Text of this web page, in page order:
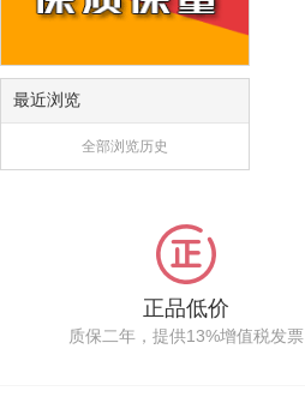
最近浏览
全部浏览历史
正品低价
质保二年，提供13%增值税发票